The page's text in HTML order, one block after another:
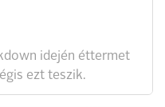
idején éttermet
ezt teszik.